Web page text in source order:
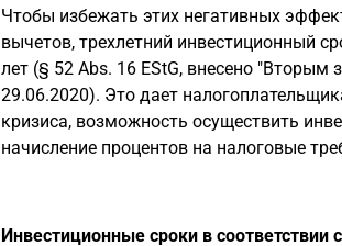
Чтобы избежать этих негативных
вычетов, трехлетний инвестиционный
лет (§ 52 Abs. 16 EStG, внесено
29.06.2020). Это дает
кризиса, возможность осуществить
начисление процентов на налоговые
Инвестиционные сроки в соответствии